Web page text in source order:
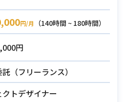
フェクトの制作実務経験
トフォリオ1点以上(作成した
クトの動画等)
業界での就業経験1年以上
円/月
（140時間 ~ 180時間）
円
（フリーランス）
クトデザイナー